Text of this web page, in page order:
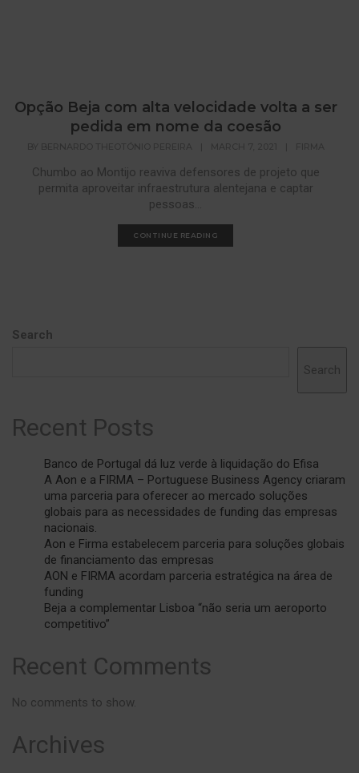
Opção Beja com alta velocidade volta a ser
pedida em nome da coesão
Chumbo ao Montijo reaviva defensores de projeto que
permita aproveitar infraestrutura alentejana e captar
pessoas...
CONTINUE READING
Search
Search
Recent Posts
Banco de Portugal dá luz verde à liquidação do Efisa
A Aon e a FIRMA – Portuguese Business Agency criaram
uma parceria para oferecer ao mercado soluções
globais para as necessidades de funding das empresas
nacionais.
Aon e Firma estabelecem parceria para soluções globais
de financiamento das empresas
AON e FIRMA acordam parceria estratégica na área de
funding
Beja a complementar Lisboa “não seria um aeroporto
competitivo”
Recent Comments
No comments to show.
Archives